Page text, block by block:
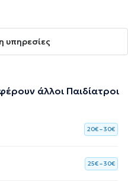
υπηρεσίες
άλλοι Παιδίατροι
20€ – 30€
25€ – 30€